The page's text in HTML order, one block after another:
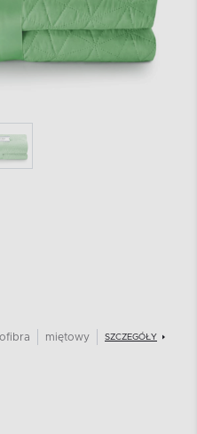
miętowy SZCZEGÓŁY